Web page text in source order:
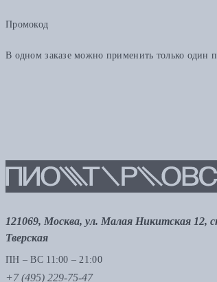
Промокод
В одном заказе можно применить только один
121069, Москва, ул. Малая Никитская 12,
Тверская
ПН – ВС 11:00 – 21:00
+7 (495) 229-75-47